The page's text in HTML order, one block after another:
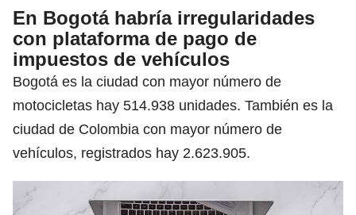
En Bogotá habría irregularidades
con plataforma de pago de
impuestos de vehículos
Bogotá es la ciudad con mayor número de
motocicletas hay 514.938 unidades. También es la
ciudad de Colombia con mayor número de
vehículos, registrados hay 2.623.905.